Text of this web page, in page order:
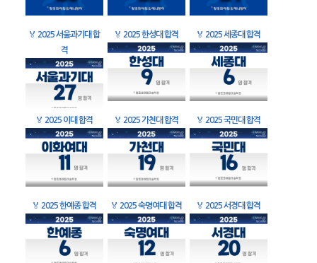
🏅 2025 서울과기대 합
격
🏅 2025 한성대 합격 🏅 2025 세종대 합격
🏅 2025 이대 합격 🏅 2025 가천대 합격 🏅 2025 국민대 합격
🏅 2025 한예종 합격 🏅 2025 숙명여대 합격 🏅 2025 서경대 합격